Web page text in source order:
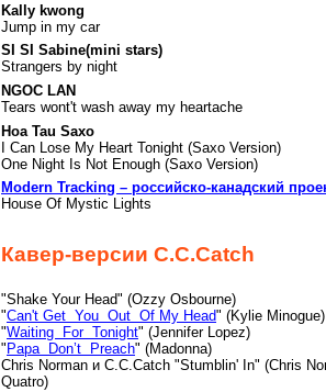
Kally kwong
Jump in my car
SI SI Sabine(mini stars)
Strangers by night
NGOC LAN
Tears wont't wash away my heartache
Hoa Tau Saxo
I Can Lose My Heart Tonight (Saxo Version)
One Night Is Not Enough (Saxo Version)
Modern Tracking – российско-канадский
House Of Mystic Lights
Кавер-версии C.C.Catch
"Shake Your Head" (Ozzy Osbourne)
"Can't Get You Out Of My Head" (Kylie Minogue)
"Waiting For Tonight" (Jennifer Lopez)
" Papa Don’t Preach" (Madonna)
Chris Norman и C.C.Catch "Stumblin' In" (Chris
Quatro)